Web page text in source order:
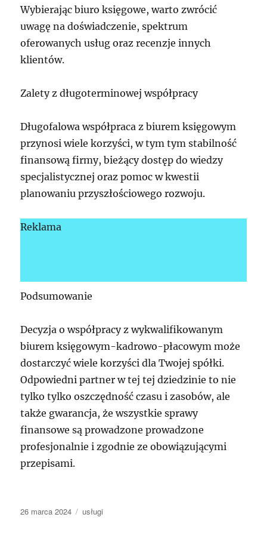
Wybierając biuro księgowe, warto zwrócić
uwagę na doświadczenie, spektrum
oferowanych usług oraz recenzje innych
klientów.
Zalety z długoterminowej współpracy
Długofalowa współpraca z biurem księgowym
przynosi wiele korzyści, w tym tym stabilność
finansową firmy, bieżący dostęp do wiedzy
specjalistycznej oraz pomoc w kwestii
planowaniu przyszłościowego rozwoju.
Reklama
Podsumowanie
Decyzja o współpracy z wykwalifikowanym
biurem księgowym-kadrowo-płacowym może
dostarczyć wiele korzyści dla Twojej spółki.
Odpowiedni partner w tej tej dziedzinie to nie
tylko tylko oszczędność czasu i zasobów, ale
także gwarancja, że wszystkie sprawy
finansowe są prowadzone prowadzone
profesjonalnie i zgodnie ze obowiązującymi
przepisami.
Data
26 marca 2024 Kategorie
usługi